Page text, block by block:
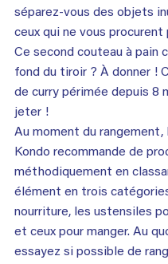
séparez-vous des objets
ceux qui ne vous procurent
Ce second couteau à pain
fond du tiroir ? À donner !
de curry périmée depuis 8
jeter !
Au moment du rangement,
Kondo recommande de
méthodiquement en
élément en trois
nourriture, les ustensiles
et ceux pour manger. Au
essayez si possible de